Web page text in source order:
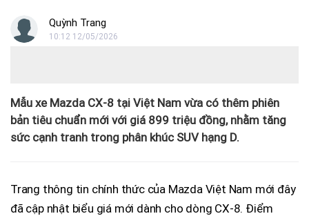
Quỳnh Trang
10:12 12/05/2026
Mẫu xe Mazda CX-8 tại Việt Nam vừa có thêm phiên
bản tiêu chuẩn mới với giá 899 triệu đồng, nhằm tăng
sức cạnh tranh trong phân khúc SUV hạng D.
Trang thông tin chính thức của Mazda Việt Nam mới đây
đã cập nhật biểu giá mới dành cho dòng CX-8. Điểm